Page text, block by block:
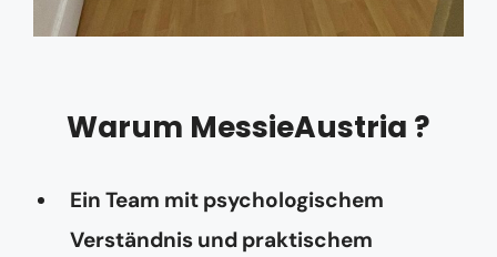
Warum MessieAustria ?
Ein Team mit psychologischem
Verständnis und praktischem